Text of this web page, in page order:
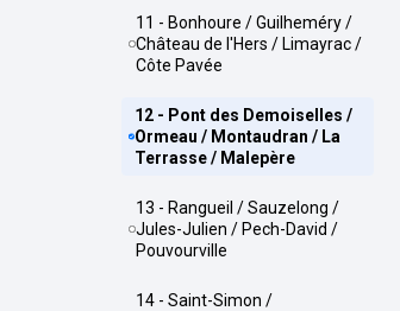
11 - Bonhoure / Guilheméry /
Château de l'Hers / Limayrac /
Côte Pavée
12 - Pont des Demoiselles /
Ormeau / Montaudran / La
Terrasse / Malepère
13 - Rangueil / Sauzelong /
Jules-Julien / Pech-David /
Pouvourville
14 - Saint-Simon /